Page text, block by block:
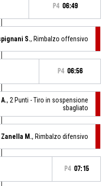
P4 06:49
S., Rimbalzo offensivo
P4 06:56
, 2 Punti - Tiro in sospensione
sbagliato
Zanella M., Rimbalzo difensivo
P4 07:15